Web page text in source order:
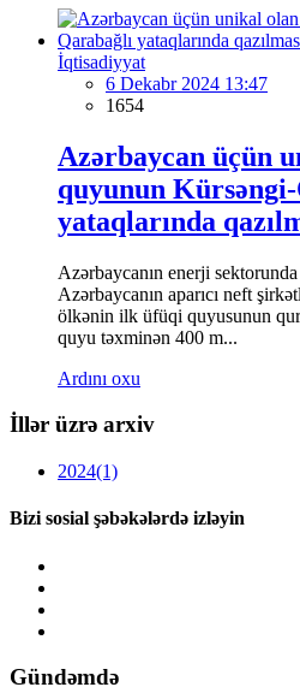
İqtisadiyyat
6 Dekabr 2024 13:47
1654
Azərbaycan üçün
quyunun Kürsəngi-
yataqlarında
Azərbaycanın enerji
Azərbaycanın aparıcı neft
ölkənin ilk üfüqi quyusunun
quyu təxminən 400 m...
Ardını oxu
İllər üzrə arxiv
2024(1)
Bizi sosial şəbəkələrdə izləyin
Gündəmdə